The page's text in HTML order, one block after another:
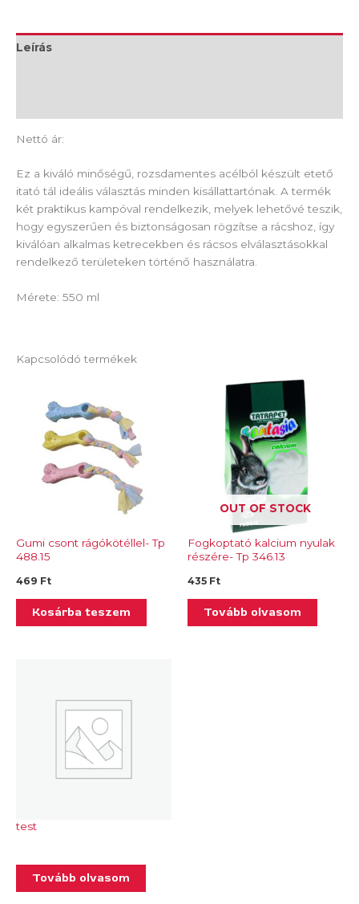
Leírás
Nettó ár:
Ez a kiváló minőségű, rozsdamentes acélból készült etető
itató tál ideális választás minden kisállattartónak. A termék
két praktikus kampóval rendelkezik, melyek lehetővé teszik,
hogy egyszerűen és biztonságosan rögzítse a rácshoz, így
kiválóan alkalmas ketrecekben és rácsos elválasztásokkal
rendelkező területeken történő használatra.
Mérete: 550 ml
Kapcsolódó termékek
Gumi csont rágókötéllel- Tp
488.15
469 Ft
Kosárba teszem
OUT OF STOCK
Fogkoptató kalcium nyulak
részére- Tp 346.13
435 Ft
Tovább olvasom
test
Tovább olvasom